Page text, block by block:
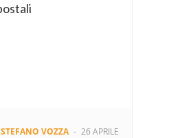
STEFANO VOZZA - 26 APRILE